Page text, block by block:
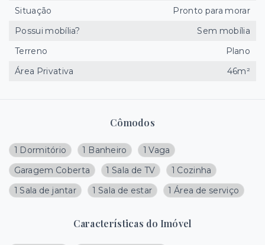
Cômodos
1 Dormitório 1 Banheiro
1 Vaga
Garagem Coberta
1 Sala de TV
1 Cozinha
1 Sala de jantar
1 Sala de estar 1 Área de serviço
Características do Imóvel
Situação
Pronto para morar
Possui mobília?
Sem mobília
Terreno
Plano
Área Privativa
46m²